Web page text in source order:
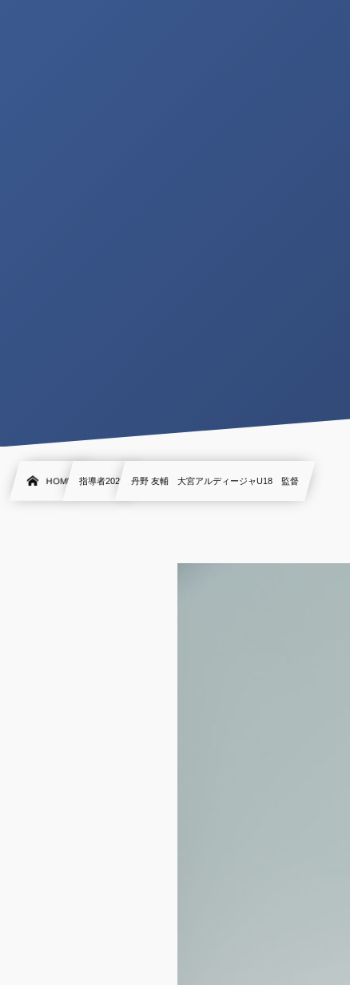
HOME 指導者2020 丹野 友輔 大宮アルディージャU18 監督